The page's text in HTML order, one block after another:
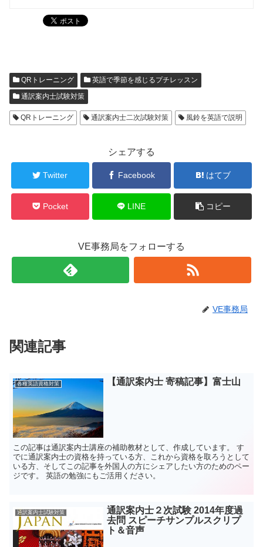
QRトレーニング
英語で季節を感じるプチレッスン
通訳案内士試験対策
QRトレーニング 通訳案内士二次試験対策 風鈴を英語で説明
シェアする
Twitter Facebook はてブ
Pocket LINE コピー
VE事務局をフォローする
VE事務局
関連記事
各種英語資格対策 【通訳案内士 寄稿記事】富士山
この記事は通訳案内士講座の補助教材として、作成しています。 す
でに通訳案内士の資格を持っている方、これから資格を取ろうとして
いる方、そしてこの記事を外国人の方にシェアしたい方のためのペー
ジです。 英語の勉強にもご活用ください。
通訳案内士試験対策
通訳案内士２次試験 2014年度過
去問 スピーチサンプルスクリプ
ト＆音声